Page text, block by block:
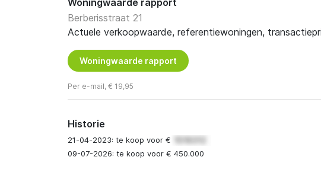
Woningwaarde rapport
Berberisstraat 21
Actuele verkoopwaarde, referentiewoningen,
Woningwaarde rapport
Per e-mail, € 19,95
Historie
21-04-2023: te koop voor €
09-07-2026: te koop voor € 450.000